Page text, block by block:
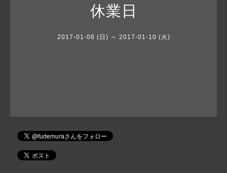
休業日
2017-01-08 (日) ～ 2017-01-10 (火)